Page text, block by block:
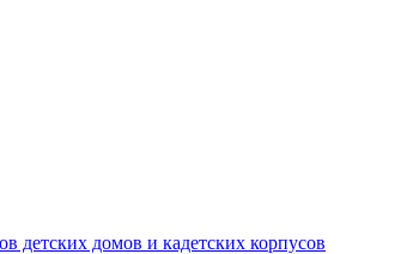
детских домов и кадетских корпусов